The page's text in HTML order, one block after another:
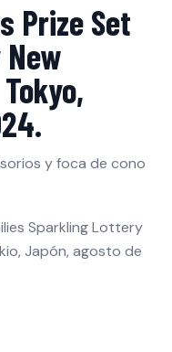
Prize Set
y foca de cono
Sparkling Lottery
Japón, agosto de